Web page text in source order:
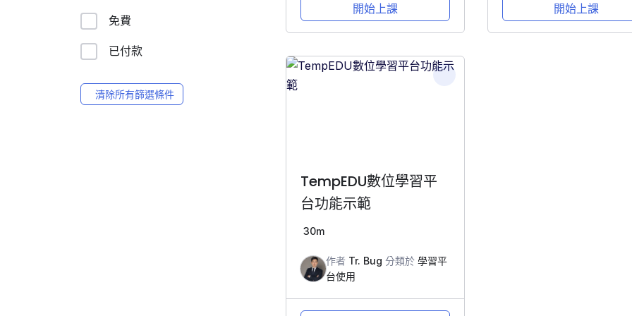
免費
已付款
清除所有篩選條件
開始上課 開始上課
TempEDU數位學習平
台功能示範
30m
作者 Tr. Bug 分類於 學習平
台使用